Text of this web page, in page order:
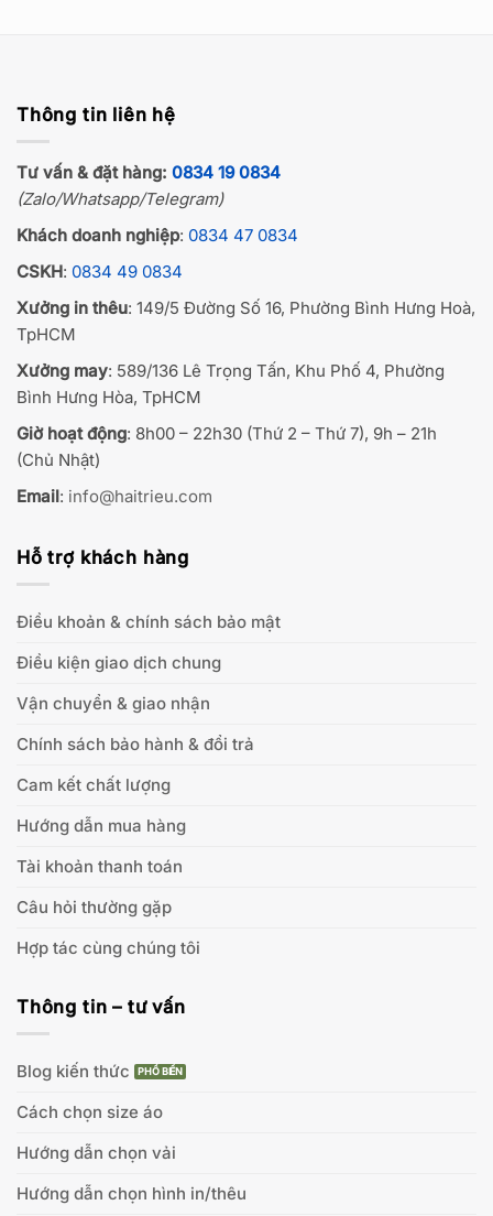
Thông tin liên hệ
Tư vấn & đặt hàng: 0834 19 0834
(Zalo/Whatsapp/Telegram)
Khách doanh nghiệp: 0834 47 0834
CSKH: 0834 49 0834
Xưởng in thêu: 149/5 Đường Số 16, Phường Bình Hưng Hoà,
TpHCM
Xưởng may: 589/136 Lê Trọng Tấn, Khu Phố 4, Phường
Bình Hưng Hòa, TpHCM
Giờ hoạt động: 8h00 – 22h30 (Thứ 2 – Thứ 7), 9h – 21h
(Chủ Nhật)
Email: info@haitrieu.com
Hỗ trợ khách hàng
Điều khoản & chính sách bảo mật
Điều kiện giao dịch chung
Vận chuyển & giao nhận
Chính sách bảo hành & đổi trả
Cam kết chất lượng
Hướng dẫn mua hàng
Tài khoản thanh toán
Câu hỏi thường gặp
Hợp tác cùng chúng tôi
Thông tin – tư vấn
Blog kiến thức
Cách chọn size áo
Hướng dẫn chọn vải
Hướng dẫn chọn hình in/thêu